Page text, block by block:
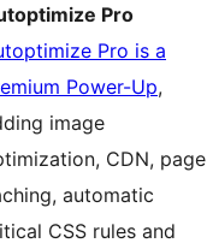
Pro
Pro is a
Power-Up,
image
CDN, page
automatic
CSS rules and